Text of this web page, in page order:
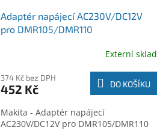
Adaptér napájecí AC230V/DC12V
pro DMR105/DMR110
Externí sklad
374 Kč bez DPH
452 Kč DO KOŠÍKU
Makita - Adaptér napájecí
AC230V/DC12V pro DMR105/DMR110